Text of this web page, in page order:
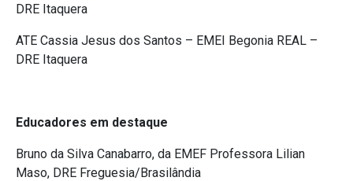
DRE Itaquera
ATE Cassia Jesus dos Santos – EMEI Begonia REAL –
DRE Itaquera
Educadores em destaque
Bruno da Silva Canabarro, da EMEF Professora Lilian
Maso, DRE Freguesia/Brasilândia